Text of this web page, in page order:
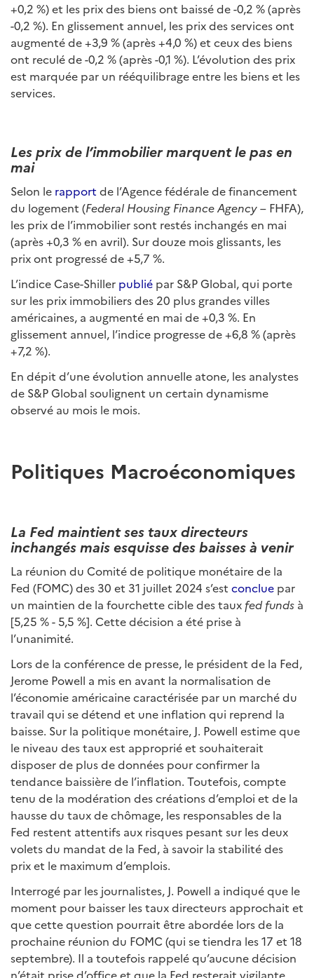
+0,2 %) et les prix des biens ont baissé de -0,2 % (après
-0,2 %). En glissement annuel, les prix des services ont
augmenté de +3,9 % (après +4,0 %) et ceux des biens
ont reculé de -0,2 % (après -0,1 %). L’évolution des prix
est marquée par un rééquilibrage entre les biens et les
services.
Les prix de l’immobilier marquent le pas en
mai
Selon le rapport de l’Agence fédérale de financement
du logement (Federal Housing Finance Agency– FHFA),
les prix de l’immobilier sont restés inchangés en mai
(après +0,3 % en avril). Sur douze mois glissants, les
prix ont progressé de +5,7 %.
L’indice Case-Shiller publié par S&P Global, qui porte
sur les prix immobiliers des 20 plus grandes villes
américaines, a augmenté en mai de +0,3 %. En
glissement annuel, l’indice progresse de +6,8 % (après
+7,2 %).
En dépit d’une évolution annuelle atone, les analystes
de S&P Global soulignent un certain dynamisme
observé au mois le mois.
Politiques Macroéconomiques
La Fed maintient ses taux directeurs
inchangés mais esquisse des baisses à venir
La réunion du Comité de politique monétaire de la
Fed (FOMC) des 30 et 31 juillet 2024 s’est conclue par
un maintien de la fourchette cible des taux fed funds à
[5,25 % - 5,5 %]. Cette décision a été prise à
l’unanimité.
Lors de la conférence de presse, le président de la Fed,
Jerome Powell a mis en avant la normalisation de
l’économie américaine caractérisée par un marché du
travail qui se détend et une inflation qui reprend la
baisse. Sur la politique monétaire, J. Powell estime que
le niveau des taux est approprié et souhaiterait
disposer de plus de données pour confirmer la
tendance baissière de l’inflation. Toutefois, compte
tenu de la modération des créations d’emploi et de la
hausse du taux de chômage, les responsables de la
Fed restent attentifs aux risques pesant sur les deux
volets du mandat de la Fed, à savoir la stabilité des
prix et le maximum d’emplois.
Interrogé par les journalistes, J. Powell a indiqué que le
moment pour baisser les taux directeurs approchait et
que cette question pourrait être abordée lors de la
prochaine réunion du FOMC (qui se tiendra les 17 et 18
septembre). Il a toutefois rappelé qu’aucune décision
n’était prise d’office et que la Fed resterait vigilante